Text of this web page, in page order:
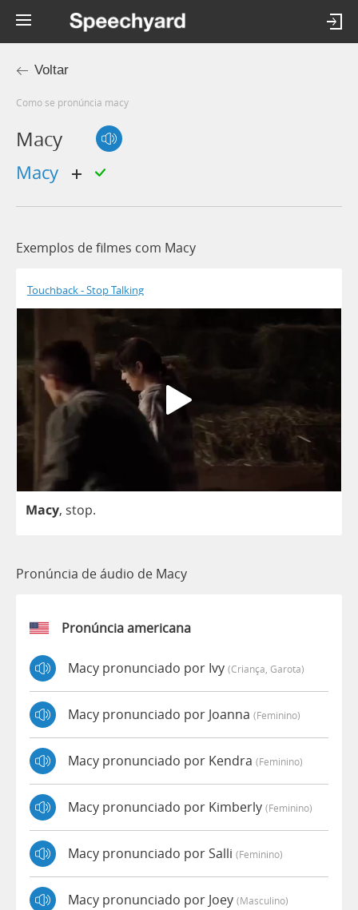
Voltar
Como se pronúncia macy
Macy
macy
Exemplos de filmes com Macy
Touchback - Stop Talking
Macy, stop.
Pronúncia de áudio de Macy
Pronúncia americana
Macy pronunciado por Ivy (criança, Garota)
Macy pronunciado por Joanna (feminino)
Macy pronunciado por Kendra (feminino)
Macy pronunciado por Kimberly (feminino)
Macy pronunciado por Salli (feminino)
Macy pronunciado por Joey (masculino)